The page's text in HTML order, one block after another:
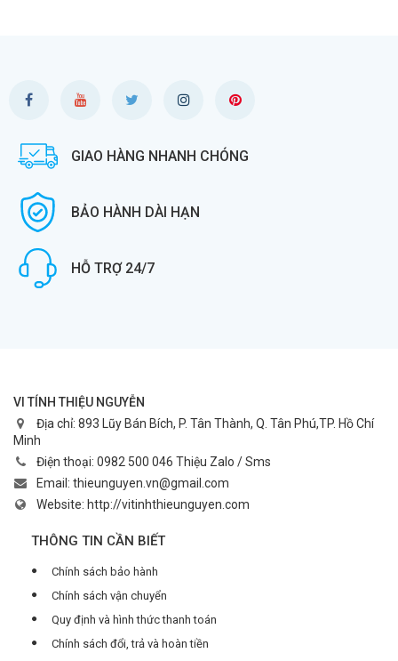
GIAO HÀNG NHANH CHÓNG
BẢO HÀNH DÀI HẠN
HỖ TRỢ 24/7
VI TÍNH THIỆU NGUYỄN
Địa chỉ: 893 Lũy Bán Bích, P. Tân Thành, Q. Tân Phú,TP. Hồ Chí
Minh
Điện thoại: 0982 500 046 Thiệu Zalo / Sms
Email: thieunguyen.vn@gmail.com
Website: http://vitinhthieunguyen.com
THÔNG TIN CẦN BIẾT
Chính sách bảo hành
Chính sách vận chuyển
Quy định và hình thức thanh toán
Chính sách đổi, trả và hoàn tiền